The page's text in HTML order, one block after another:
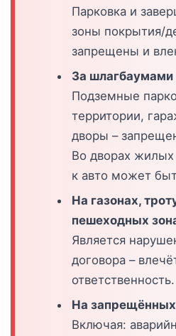
Парковка и
зоны покрытия/
запрещены и
За шлагбаумами
Подземные
территории,
дворы –
Во дворах
к авто может
На газонах,
пешеходных
Является
договора –
ответственность.
На запрещённых
Включая: